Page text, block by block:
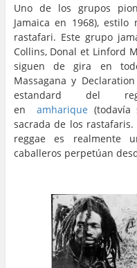
Uno de los grupos
Jamaica en 1968),
rastafari. Este grupo
Collins, Donal et Linford
siguen de gira en
Massagana y
estandard del
enamharique
sacrada de los
reggae es realmente
caballeros perpetúan